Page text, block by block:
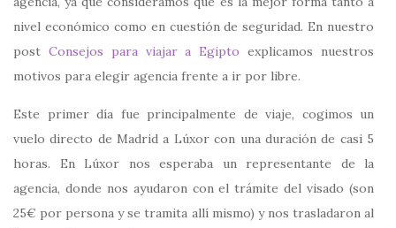
nivel económico como en cuestión de seguridad. En nuestro
post Consejos para viajar a Egipto explicamos nuestros
motivos para elegir agencia frente a ir por libre.
Este primer día fue principalmente de viaje, cogimos un
vuelo directo de Madrid a Lúxor con una duración de casi 5
horas. En Lúxor nos esperaba un representante de la
agencia, donde nos ayudaron con el trámite del visado (son
25€ por persona y se tramita allí mismo) y nos trasladaron al